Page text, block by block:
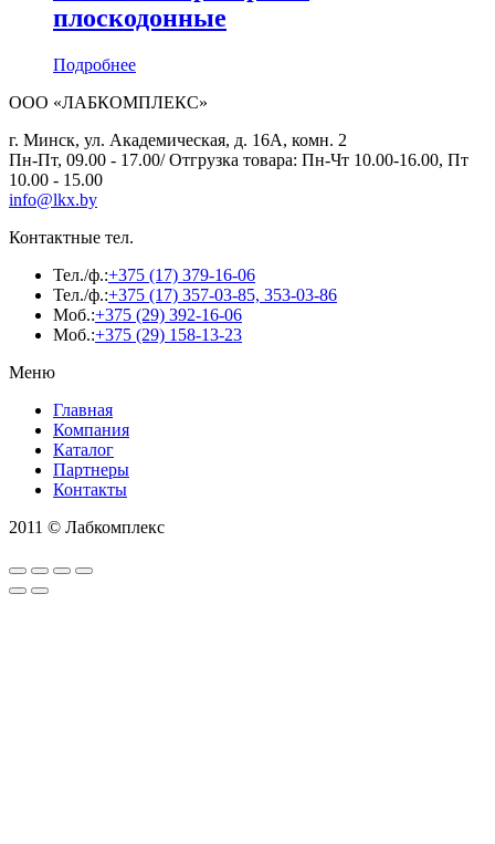
плоскодонные
Подробнее
ООО «ЛАБКОМПЛЕКС»
г. Минск, ул. Академическая, д. 16А, комн. 2
Пн-Пт, 09.00 - 17.00/ Отгрузка товара: Пн-Чт 10.00-16.00, Пт
10.00 - 15.00
info@lkx.by
Контактные тел.
Тел./ф.:+375 (17) 379-16-06
Тел./ф.:+375 (17) 357-03-85, 353-03-86
Моб.:+375 (29) 392-16-06
Моб.:+375 (29) 158-13-23
Меню
Главная
Компания
Каталог
Партнеры
Контакты
2011 © Лабкомплекс